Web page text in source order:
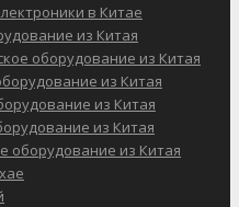
в Китае
из Китая
оборудование из Китая
из Китая
из Китая
из Китая
оборудование из Китая